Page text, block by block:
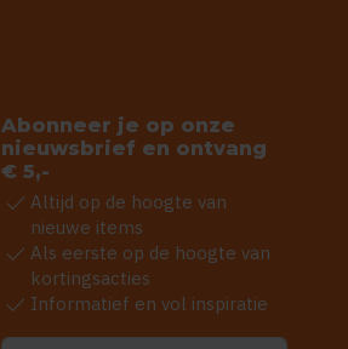
Abonneer je op onze
nieuwsbrief en ontvang
€ 5,-
check Altijd op de hoogte van
nieuwe items
check Als eerste op de hoogte van
kortingsacties
check Informatief en vol inspiratie